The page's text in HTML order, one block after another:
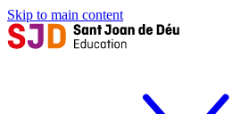
Skip to main content